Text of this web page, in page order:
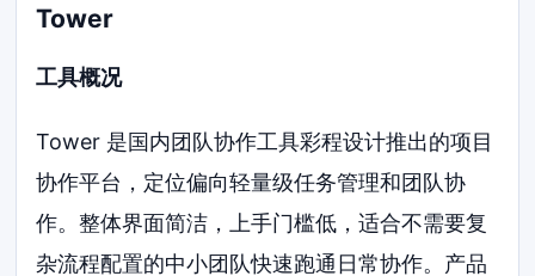
Tower
工具概况
Tower 是国内团队协作工具彩程设计推出的项目
协作平台，定位偏向轻量级任务管理和团队协
作。整体界面简洁，上手门槛低，适合不需要复
杂流程配置的中小团队快速跑通日常协作。产品